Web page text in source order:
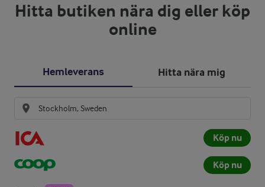
Hitta butiken nära dig eller köp
online
Hemleverans Hitta nära mig
Köp nu
Köp nu